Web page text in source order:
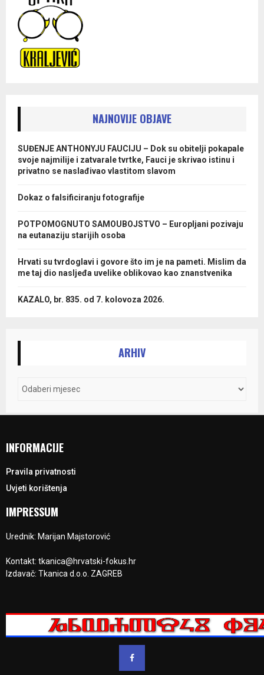
NAJNOVIJE OBJAVE
SUĐENJE ANTHONYJU FAUCIJU – Dok su obitelji pokapale
svoje najmilije i zatvarale tvrtke, Fauci je skrivao istinu i
privatno se naslađivao vlastitom slavom
Dokaz o falsificiranju fotografije
POTPOMOGNUTO SAMOUBOJSTVO – Europljani pozivaju
na eutanaziju starijih osoba
Hrvati su tvrdoglavi i govore što im je na pameti. Mislim da
me taj dio nasljeđa uvelike oblikovao kao znanstvenika
KAZALO, br. 835. od 7. kolovoza 2026.
ARHIV
INFORMACIJE
Pravila privatnosti
Uvjeti korištenja
IMPRESSUM
Urednik: Marijan Majstorović
Kontakt: tkanica@hrvatski-fokus.hr
Izdavač: Tkanica d.o.o. ZAGREB